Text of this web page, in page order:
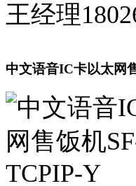
王经理
中文语音IC卡以太网